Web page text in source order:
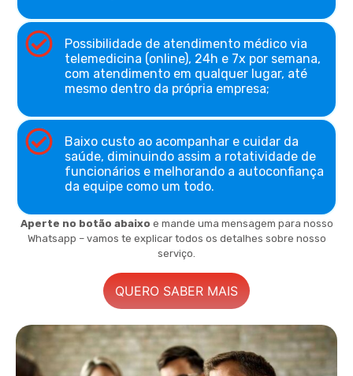
Possibilidade de atendimento médico via
telemedicina (online), 24h e 7x por semana,
com atendimento em qualquer lugar, até
mesmo dentro da própria empresa;
Baixo custo ao acompanhar e cuidar da
saúde, diminuindo assim a rotatividade de
funcionários e melhorando a autoconfiança
da equipe como um todo.
Aperte no botão abaixo e mande uma mensagem para nosso
Whatsapp – vamos te explicar todos os detalhes sobre nosso
serviço.
QUERO SABER MAIS